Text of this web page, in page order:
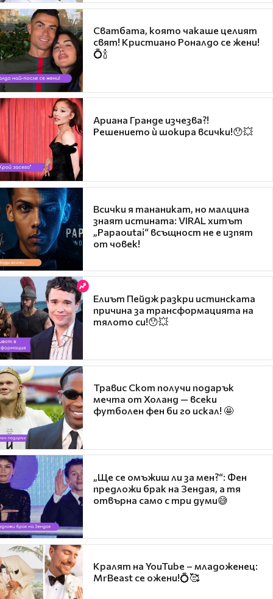
Сватбата, която чакаше целият
свят! Кристиано Роналдо се жени!
💍🍾
Ариана Гранде изчезва?!
Решението ѝ шокира всички!😯💥
Всички я тананикат, но малцина
знаят истината: VIRAL хитът
„Papaoutai“ всъщност не е изпят
от човек!
Елиът Пейдж разкри истинската
причина за трансформацията на
тялото си!😯💥
Травис Скот получи подарък
мечта от Холанд — всеки
футболен фен би го искал! 🤩
„Ще се омъжиш ли за мен?“: Фен
предложи брак на Зендая, а тя
отвърна само с три думи😅
Кралят на YouTube – младоженец:
MrBeast се ожени!💍🥰